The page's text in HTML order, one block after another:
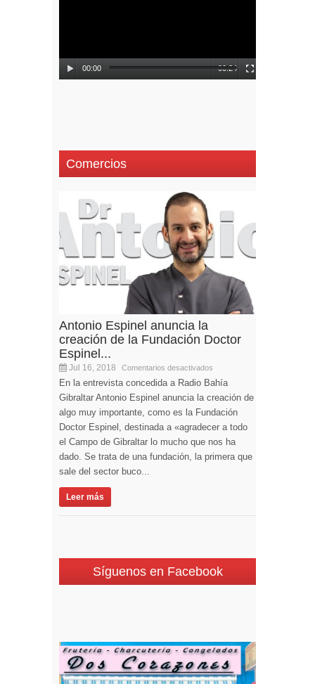
00:00 00:24
Comercios
Antonio Espinel anuncia la
creación de la Fundación Doctor
Espinel...
Jul 16, 2018 Comentarios desactivados
En la entrevista concedida a Radio Bahía
Gibraltar Antonio Espinel anuncia la creación de
algo muy importante, como es la Fundación
Doctor Espinel, destinada a «agradecer a todo
el Campo de Gibraltar lo mucho que nos ha
dado. Se trata de una fundación, la primera que
sale del sector buco...
Leer más
Síguenos en Facebook